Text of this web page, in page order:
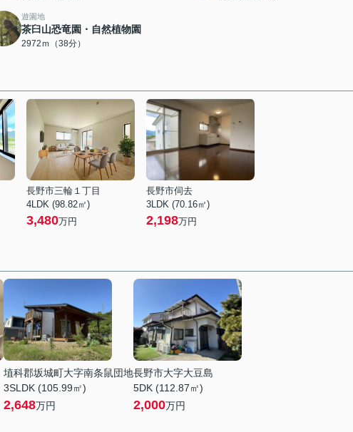
遊園地
茶臼山恐竜園・自然植物園
2972ｍ（38分）
長野市三輪１丁目
4LDK (98.82㎡)
3,480万円
長野市伺去
3LDK (70.16㎡)
2,198万円
埴科郡坂城町大字南条鼠団地
3SLDK (105.99㎡)
2,648万円
長野市大字大豆島
5DK (112.87㎡)
2,000万円